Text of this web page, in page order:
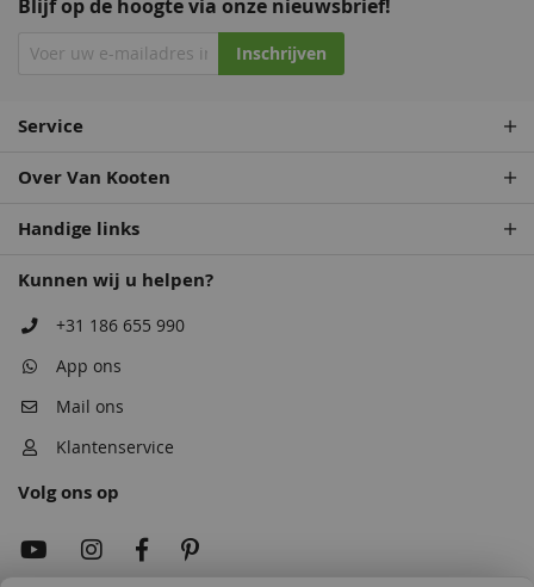
Blijf op de hoogte via onze nieuwsbrief!
Inschrijven
Service
Over Van Kooten
Handige links
Kunnen wij u helpen?
+31 186 655 990
App ons
Mail ons
Klantenservice
Volg ons op